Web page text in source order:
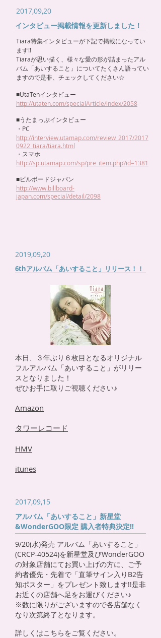
2017,09,20
インタビュー掲載情報を更新しました！
Tiara特集インタビューが下記で掲載になってい
ます!!
Tiaraが思い描く、様々な愛の形が詰まったアル
バム「あいすること」についてたくさん語ってい
ますので是非、チェックしてください☆
■UtaTenインタビュー
http://utaten.com/specialArticle/index/2058
■うたまっぷインタビュー
・PC
http://interview.utamap.com/review_2017/2017
0922_tiara/tiara.html
・スマホ
http://sp.utamap.com/sp/pre_item.php?id=1381
■ビルボードジャパン
http://www.billboard-
japan.com/special/detail/2098
2019,09,20
6thアルバム「あいすること」リリース！！
本日、３年ぶり６枚目となるオリジナル
フルアルバム「あいすること」がリリー
スとなりました！
ぜひお手に取りご視聴ください♪
Amazon
タワーレコード
HMV
itunes
2017,09,15
アルバム「あいすること」新星堂
&WonderGOO限定 購入者特典決定!!
9/20(水)発売 アルバム「あいすること」
(CRCP-40524)を新星堂及びWonderGOO
の対象店舗にてお買い上げの方に、ご予
約者優先・先着で「直筆サイン入りB2告
知ポスター」をプレゼント致します!!是非
お近くの店舗へ足をお運びください♪
※数に限りがございますので各店舗なく
なり次第終了となります。
詳しくはこちらをご覧ください。